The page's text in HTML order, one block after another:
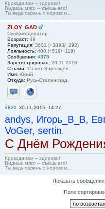
Крокодилам – здорово!
Видишь мясо – съешь его!
Ты ведь парень с норовом…
ZLOY_GAD
Супермодератор
Возраст: 49
Репутация: 3601 (+3893/−292)
Лояльность: 400 (+519/−119)
Сообщения: 4378
Зарегистрирован: 20.11.2010
С нами: 15 лет 8 месяцев
Имя: Юрий
Откуда: Русь-Сталинград.
Отправить личное
Сайт
#820 30.11.2015, 14:27
andys, Игорь_В_В,
VoGer, sertin.
С Днём
Крокодилам – здорово!
Видишь мясо – съешь его!
Ты ведь парень с норовом…
Показать сообщения
Поле